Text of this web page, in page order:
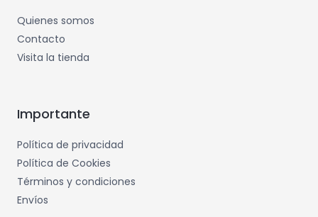
Quienes somos
Contacto
Visita la tienda
Importante
Política de privacidad
Política de Cookies
Términos y condiciones
Envíos